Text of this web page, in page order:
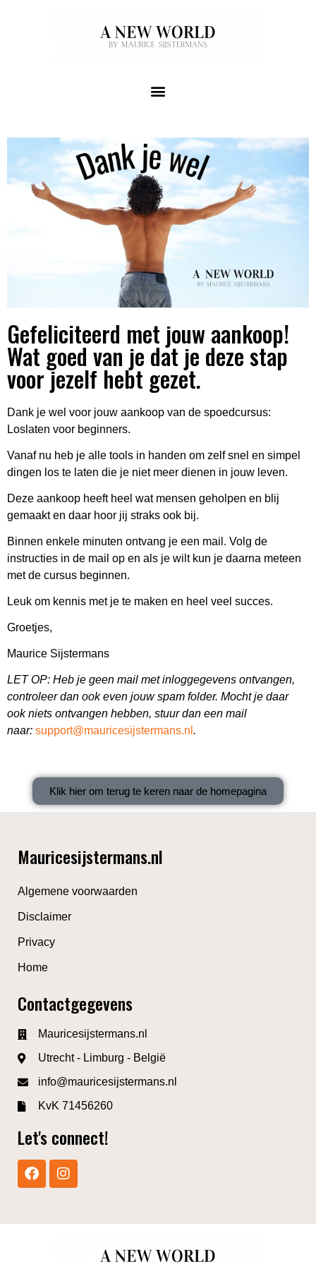
Gefeliciteerd met jouw aankoop!
Wat goed van je dat je deze stap
voor jezelf hebt gezet.
Dank je wel voor jouw aankoop van de spoedcursus:
Loslaten voor beginners.
Vanaf nu heb je alle tools in handen om zelf snel en simpel
dingen los te laten die je niet meer dienen in jouw leven.
Deze aankoop heeft heel wat mensen geholpen en blij
gemaakt en daar hoor jij straks ook bij.
Binnen enkele minuten ontvang je een mail. Volg de
instructies in de mail op en als je wilt kun je daarna meteen
met de cursus beginnen.
Leuk om kennis met je te maken en heel veel succes.
Groetjes,
Maurice Sijstermans
LET OP: Heb je geen mail met inloggegevens ontvangen,
controleer dan ook even jouw spam folder. Mocht je daar
ook niets ontvangen hebben, stuur dan een mail
naar: support@mauricesijstermans.nl .
Klik hier om terug te keren naar de homepagina
Mauricesijstermans.nl
Algemene voorwaarden
Disclaimer
Privacy
Home
Contactgegevens
Mauricesijstermans.nl
Utrecht - Limburg - België
info@mauricesijstermans.nl
KvK 71456260
Let's connect!